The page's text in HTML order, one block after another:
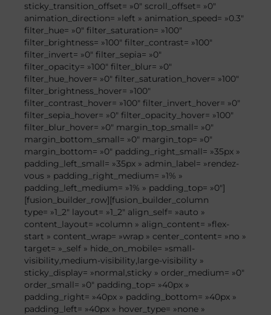
sticky_transition_offset= »0″ scroll_offset= »0″
animation_direction= »left » animation_speed= »0.3″
filter_hue= »0″ filter_saturation= »100″
filter_brightness= »100″ filter_contrast= »100″
filter_invert= »0″ filter_sepia= »0″
filter_opacity= »100″ filter_blur= »0″
filter_hue_hover= »0″ filter_saturation_hover= »100″
filter_brightness_hover= »100″
filter_contrast_hover= »100″ filter_invert_hover= »0″
filter_sepia_hover= »0″ filter_opacity_hover= »100″
filter_blur_hover= »0″ margin_top_small= »0″
margin_bottom_small= »0″ margin_top= »0″
margin_bottom= »0″ padding_right_small= »35px »
padding_left_small= »35px » admin_label= »rendez-
vous » padding_right_medium= »1% »
padding_left_medium= »1% » padding_top= »0″]
[fusion_builder_row][fusion_builder_column
type= »1_2″ layout= »1_2″ align_self= »auto »
content_layout= »column » align_content= »flex-
start » content_wrap= »wrap » center_content= »no »
target= »_self » hide_on_mobile= »small-
visibility,medium-visibility,large-visibility »
sticky_display= »normal,sticky » order_medium= »0″
order_small= »0″ padding_top= »40px »
padding_right= »40px » padding_bottom= »40px »
padding_left= »40px » hover_type= »none »